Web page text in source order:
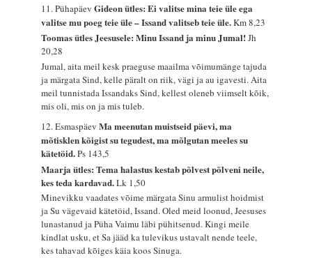
11. PühapäevGideon ütles: Ei valitse mina teie üle ega
valitse mu poeg teie üle – Issand valitseb teie üle.Km 8,23
Toomas ütles Jeesusele: Minu Issand ja minu Jumal!Jh
20,28
Jumal, aita meil kesk praeguse maailma võimumänge tajuda
ja märgata Sind, kelle päralt on riik, vägi ja au igavesti. Aita
meil tunnistada Issandaks Sind, kellest oleneb viimselt kõik,
mis oli, mis on ja mis tuleb.
12. EsmaspäevMa meenutan muistseid päevi, ma
mõtisklen kõigist su tegudest, ma mõlgutan meeles su
kätetöid.Ps 143,5
Maarja ütles: Tema halastus kestab põlvest põlveni neile,
kes teda kardavad.Lk 1,50
Minevikku vaadates võime märgata Sinu armulist hoidmist
ja Su vägevaid kätetöid, Issand. Oled meid loonud, Jeesuses
lunastanud ja Püha Vaimu läbi pühitsenud. Kingi meile
kindlat usku, et Sa jääd ka tulevikus ustavalt nende teele,
kes tahavad kõiges käia koos Sinuga.